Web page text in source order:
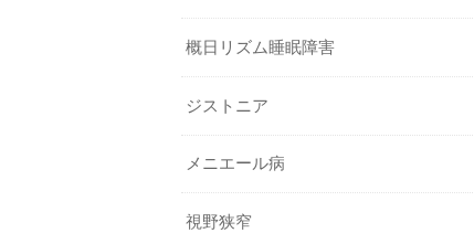
概日リズム睡眠障害
ジストニア
メニエール病
視野狭窄